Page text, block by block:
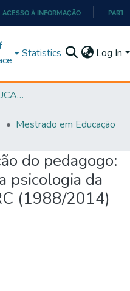
ACESSO À INFORMAÇÃO
Statistics Log In
FACULDADE DE EDUCAÇÃO
Mestrado em Educação
do pedagogo:
psicologia da
(1988/2014)